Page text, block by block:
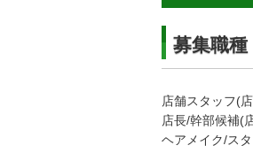
募集職種
店舗スタッフ(
店長/幹部候補(
ヘアメイク/ス